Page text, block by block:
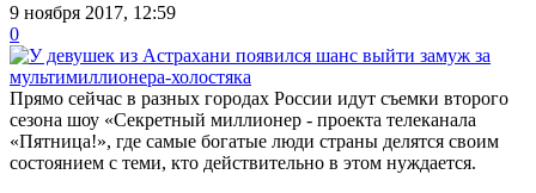
9 ноября 2017, 12:59
0
Прямо сейчас в разных городах России идут съемки второго
сезона шоу «Секретный миллионер - проекта телеканала
«Пятница!», где самые богатые люди страны делятся своим
состоянием с теми, кто действительно в этом нуждается.